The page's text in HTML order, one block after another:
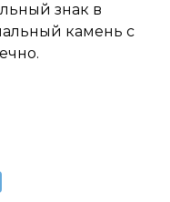
знак в
камень с